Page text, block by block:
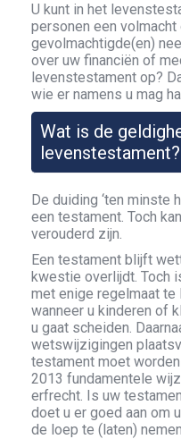
U kunt in het
personen een volmacht
gevolmachtigde(en)
over uw financiën of
levenstestament op?
wie er namens u mag
Wat is de
levenstestament?
De duiding ‘ten minste
een testament. Toch
verouderd zijn.
Een testament blijft
kwestie overlijdt. Toch
met enige regelmaat
wanneer u kinderen of
u gaat scheiden.
wetswijzigingen
testament moet
2013 fundamentele
erfrecht. Is uw
doet u er goed aan om
de loep te (laten)